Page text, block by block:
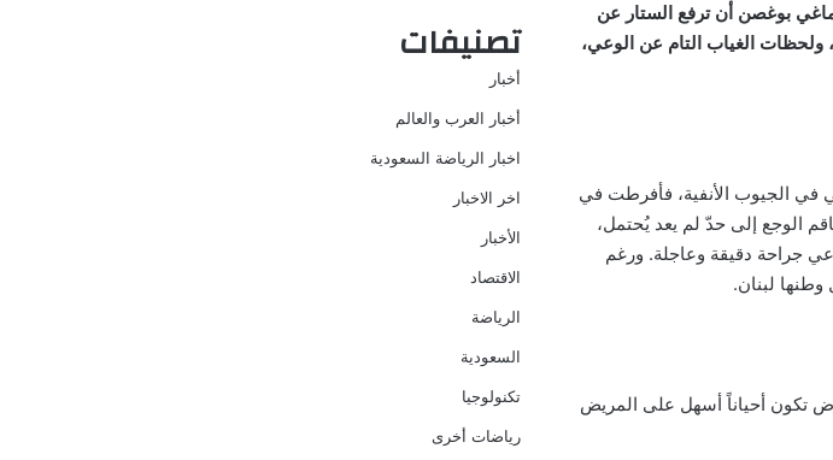
بوغصن أن ترفع الستار عن
ولحظات الغياب التام عن الوعي،
في الجيوب الأنفية، فأفرطت في
الوجع إلى حدّ لم يعد يُحتمل،
جراحة دقيقة وعاجلة. ورغم
لبنان.
تكون أحياناً أسهل على المريض
تصنيفات
أخبار
أخبار العرب والعالم
اخبار الرياضة السعودية
اخر الاخبار
الأخبار
الاقتصاد
الرياضة
السعودية
تكنولوجيا
رياضات أخرى